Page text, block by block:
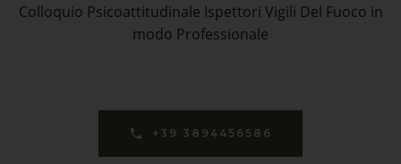
Colloquio Psicoattitudinale Ispettori Vigili Del Fuoco in
modo Professionale
+39 3894456586